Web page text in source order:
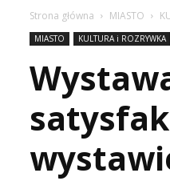
Strona główna MIASTO
MIASTO KULTURA i ROZRYWKA